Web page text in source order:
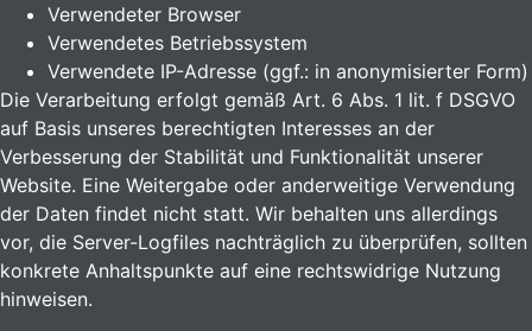
Verwendeter Browser
Verwendetes Betriebssystem
Verwendete IP-Adresse (ggf.: in anonymisierter Form)
Die Verarbeitung erfolgt gemäß Art. 6 Abs. 1 lit. f DSGVO
auf Basis unseres berechtigten Interesses an der
Verbesserung der Stabilität und Funktionalität unserer
Website. Eine Weitergabe oder anderweitige Verwendung
der Daten findet nicht statt. Wir behalten uns allerdings
vor, die Server-Logfiles nachträglich zu überprüfen, sollten
konkrete Anhaltspunkte auf eine rechtswidrige Nutzung
hinweisen.